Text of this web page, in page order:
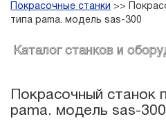
Покрасочные станки >>
типа pama. модель sas-300
Каталог станков и
Покрасочный станок
pama. модель sas-300